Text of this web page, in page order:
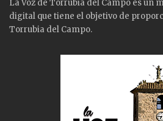
La Voz de Torrubia del Campo es un
digital que tiene el objetivo de
Torrubia del Campo.